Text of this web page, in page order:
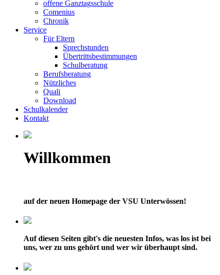
offene Ganztagsschule
Comenius
Chronik
Service
Für Eltern
Sprechstunden
Übertrittsbestimmungen
Schulberatung
Berufsberatung
Nützliches
Quali
Download
Schulkalender
Kontakt
Willkommen
auf der neuen Homepage der VSU Unterwössen!
Auf diesen Seiten gibt's die neuesten Infos, was los ist bei
uns, wer zu uns gehört und wer wir überhaupt sind.